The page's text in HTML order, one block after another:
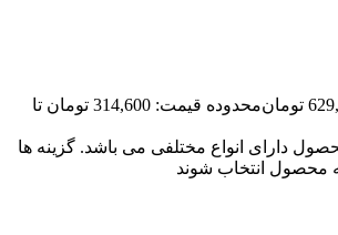
تومان
محدوده قیمت: 314,600 تومان تا
دارای انواع مختلفی می باشد. گزینه ها
انتخاب شوند